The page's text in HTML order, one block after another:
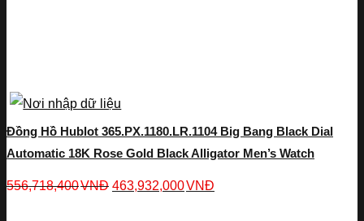
Đồng Hồ Hublot 365.PX.1180.LR.1104 Big Bang Black Dial
Automatic 18K Rose Gold Black Alligator Men’s Watch
556,718,400VNĐ 463,932,000VNĐ